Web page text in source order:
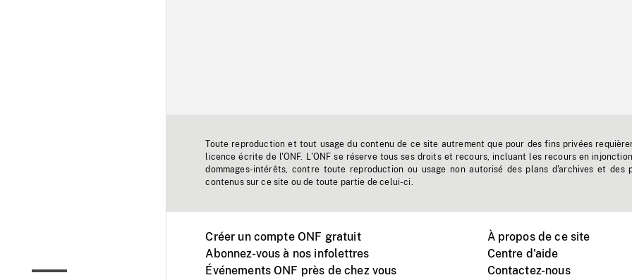
Toute reproduction et tout usage du contenu de ce site autrement que pour des fins privées
licence écrite de l'ONF. L'ONF se réserve tous ses droits et recours, incluant les recours en
dommages-intérêts, contre toute reproduction ou usage non autorisé des plans d'archives et des
contenus sur ce site ou de toute partie de celui-ci.
Créer un compte ONF gratuit
Abonnez-vous à nos infolettres
Événements ONF près de chez vous
À propos de ce site
Centre d'aide
Contactez-nous